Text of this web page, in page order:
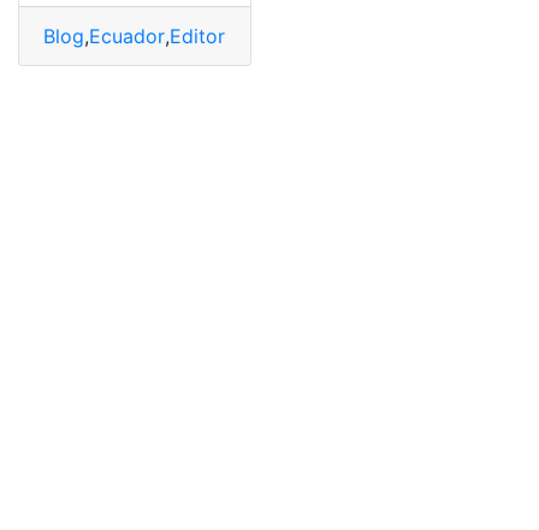
Blog,Ecuador,Editoriales